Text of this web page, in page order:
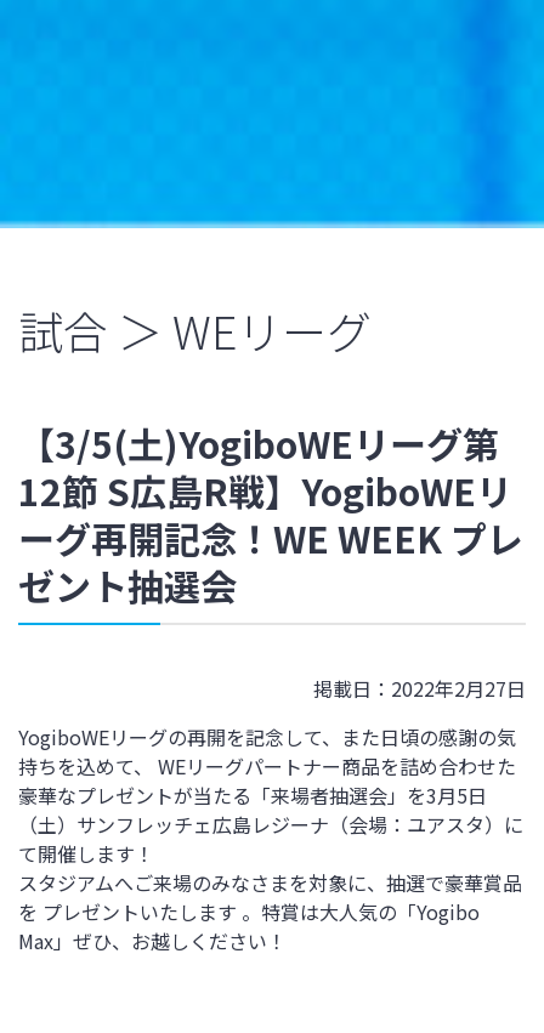
試合 ＞ WEリーグ
【3/5(土)YogiboWEリーグ第
12節 S広島R戦】YogiboWEリ
ーグ再開記念！WE WEEK プレ
ゼント抽選会
掲載日：2022年2月27日
YogiboWEリーグの再開を記念して、また日頃の感謝の気
持ちを込めて、 WEリーグパートナー商品を詰め合わせた
豪華なプレゼントが当たる「来場者抽選会」を3月5日
（土）サンフレッチェ広島レジーナ（会場：ユアスタ）に
て開催します！
スタジアムへご来場のみなさまを対象に、抽選で豪華賞品
を プレゼントいたします 。特賞は大人気の「Yogibo
Max」ぜひ、お越しください！